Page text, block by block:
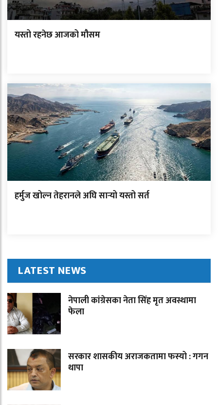
यस्तो रहनेछ आजको मौसम
हर्मुज खोल्न तेहरानले अघि सार्‍यो यस्तो सर्त
LATEST NEWS
नेपाली कांग्रेसका नेता सिंह मृत अवस्थामा
फेला
सरकार शासकीय अराजकतामा फस्यो : गगन
थापा